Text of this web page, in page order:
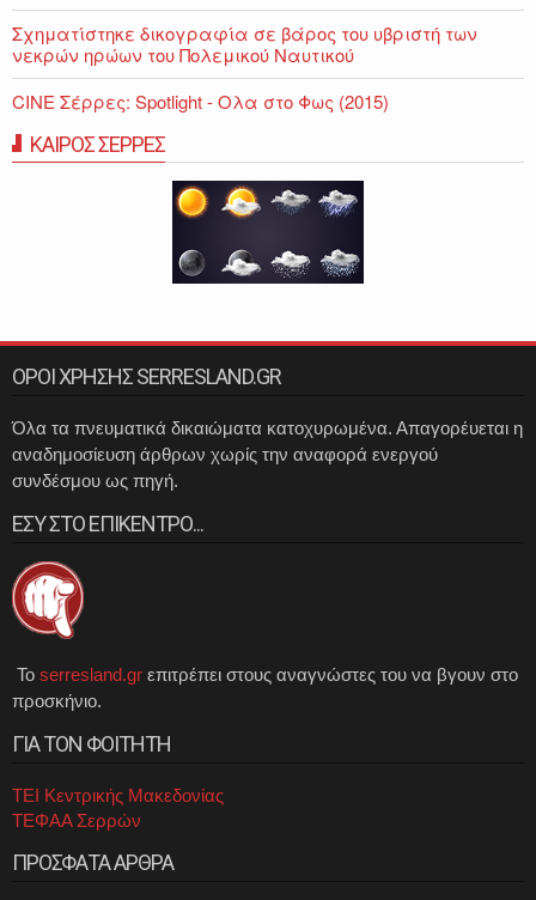
Σχηματίστηκε δικογραφία σε βάρος του υβριστή των
νεκρών ηρώων του Πολεμικού Ναυτικού
CINE Σέρρες: Spotlight - Ολα στο Φως (2015)
ΚΑΙΡΟΣ ΣΕΡΡΕΣ
ΟΡΟΙ ΧΡΗΣΗΣ SERRESLAND.GR
Όλα τα πνευματικά δικαιώματα κατοχυρωμένα. Απαγορέυεται η
αναδημοσίευση άρθρων χωρίς την αναφορά ενεργού
συνδέσμου ως πηγή.
ΕΣΥ ΣΤΟ ΕΠΙΚΕΝΤΡΟ...
Το serresland.gr επιτρέπει στους αναγνώστες του να βγουν στο
προσκήνιο.
ΓΙΑ ΤΟΝ ΦΟΙΤΗΤΗ
ΤΕΙ Κεντρικής Μακεδονίας
ΤΕΦΑΑ Σερρών
ΠΡΟΣΦΑΤΑ ΑΡΘΡΑ